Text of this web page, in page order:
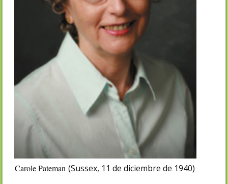
Carole Pateman (Sussex, 11 de diciembre de 1940)